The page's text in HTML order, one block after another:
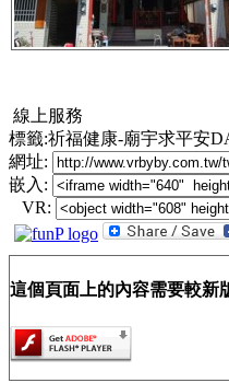
線上服務
標籤:祈福健康-廟宇求平安
網址:
嵌入:
VR:
這個頁面上的內容需要較新